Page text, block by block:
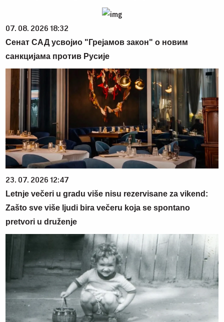
07. 08. 2026 18:32
Сенат САД усвојио "Грејамов закон" о новим
санкцијама против Русије
23. 07. 2026 12:47
Letnje večeri u gradu više nisu rezervisane za vikend:
Zašto sve više ljudi bira večeru koja se spontano
pretvori u druženje